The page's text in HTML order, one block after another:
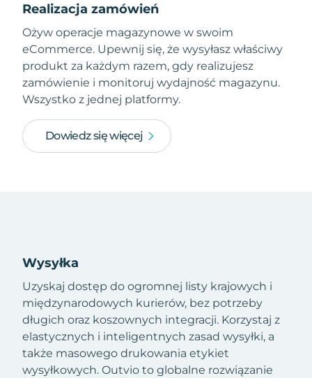
Realizacja zamówień
Ożyw operacje magazynowe w swoim
eCommerce. Upewnij się, że wysyłasz właściwy
produkt za każdym razem, gdy realizujesz
zamówienie i monitoruj wydajność magazynu.
Wszystko z jednej platformy.
Dowiedz się więcej
Wysyłka
Uzyskaj dostęp do ogromnej listy krajowych i
międzynarodowych kurierów, bez potrzeby
długich oraz koszownych integracji. Korzystaj z
elastycznych i inteligentnych zasad wysyłki, a
także masowego drukowania etykiet
wysyłkowych. Outvio to globalne rozwiązanie